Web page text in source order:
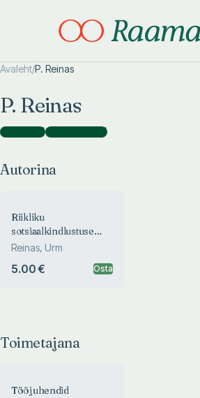
Avaleht/P. Reinas
P. Reinas
Autorina )Toimetajana )
Autorina
Riikliku
sotsiaalkindlustuse
toetuste määramine ja
Reinas, Urm
5.00 € Osta
Toimetajana
Tööjuhendid